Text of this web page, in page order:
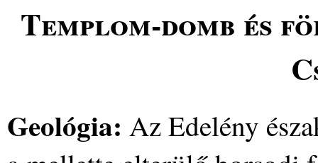
Templom-domb és
Geológia: Az Edelény